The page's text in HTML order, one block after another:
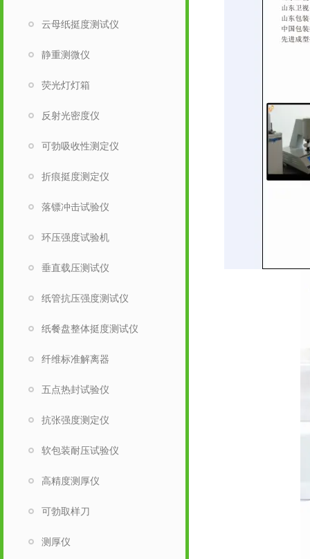
云母纸挺度测试仪
静重测微仪
荧光灯灯箱
反射光密度仪
可勃吸收性测定仪
折痕挺度测定仪
落镖冲击试验仪
环压强度试验机
垂直载压测试仪
纸管抗压强度测试仪
纸餐盘整体挺度测试仪
纤维标准解离器
五点热封试验仪
抗张强度测定仪
软包装耐压试验仪
高精度测厚仪
可勃取样刀
测厚仪